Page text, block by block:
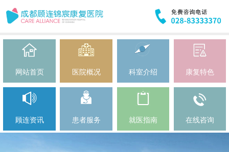
网站首页 医院概况 科室介绍 康复特色
顾连资讯 患者服务 就医指南 在线咨询